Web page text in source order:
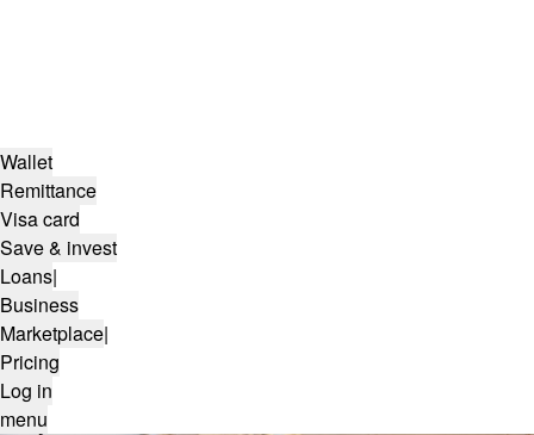
Wallet
Remittance
Visa card
Save & invest
Loans|
Business
Marketplace|
Pricing
Log in
menu